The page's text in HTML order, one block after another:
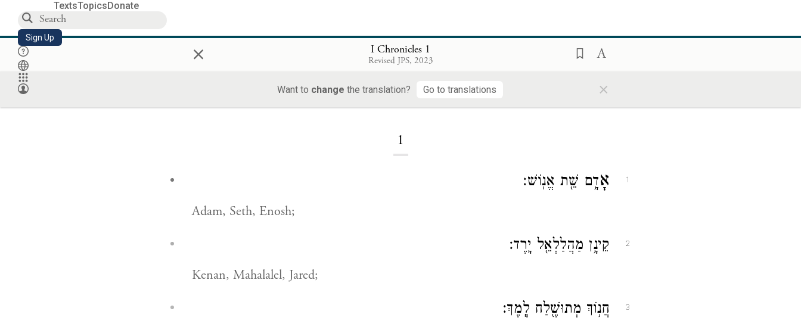
TextsTopicsDonate
Sign Up × I Chronicles 1
Revised JPS, 2023
Want to change the translation? Go to translations ×
I Chronicles
1
1 אָדָ֥ם שֵׁ֖ת אֱנֽוֹשׁ׃
Adam, Seth, Enosh;
2 קֵינָ֥ן מַהֲלַלְאֵ֖ל יָֽרֶד׃
Kenan, Mahalalel, Jared;
3 חֲנ֥וֹךְ מְתוּשֶׁ֖לַח לָֽמֶךְ׃